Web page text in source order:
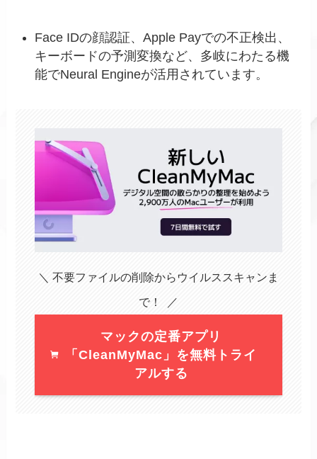
Face IDの顔認証、Apple Payでの不正検出、
キーボードの予測変換など、多岐にわたる機
能でNeural Engineが活用されています。
＼ 不要ファイルの削除からウイルススキャンま
で！ ／
マックの定番アプリ
「CleanMyMac」を無料トライ
アルする